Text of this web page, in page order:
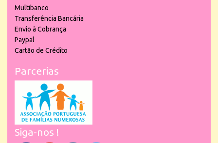
Multibanco
Transferência Bancária
Envio à Cobrança
Paypal
Cartão de Crédito
Parcerias
Siga-nos !